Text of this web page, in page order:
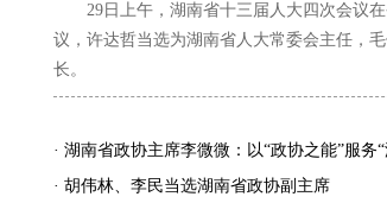
29日上午，湖南省十三届人大四次会议在
议，许达哲当选为湖南省人大常委会主任，
长。
· 湖南省政协主席李微微：以“政协之能”服务
· 胡伟林、李民当选湖南省政协副主席